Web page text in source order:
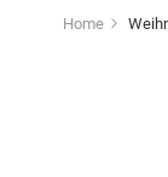
Home